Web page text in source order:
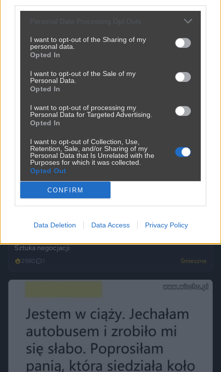
Personal Data Processing Opt Outs
I want to opt-out of the Sharing of my
personal data.
Opted In
I want to opt-out of the Sale of my
Personal Data.
Opted In
I want to opt-out of processing my
Personal Data for Targeted Advertising.
Opted In
I want to opt-out of Collection, Use,
Retention, Sale, and/or Sharing of my
Personal Data that Is Unrelated with the
Purposes for which it was collected.
Opted Out
CONFIRM
Data Deletion Data Access Privacy Policy
3011 10 Śmieszne
Sztuka negocjacji
2980 1 Śmieszne